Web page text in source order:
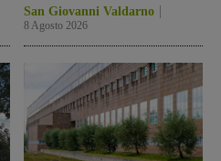
San Giovanni Valdarno
8 Agosto 2026